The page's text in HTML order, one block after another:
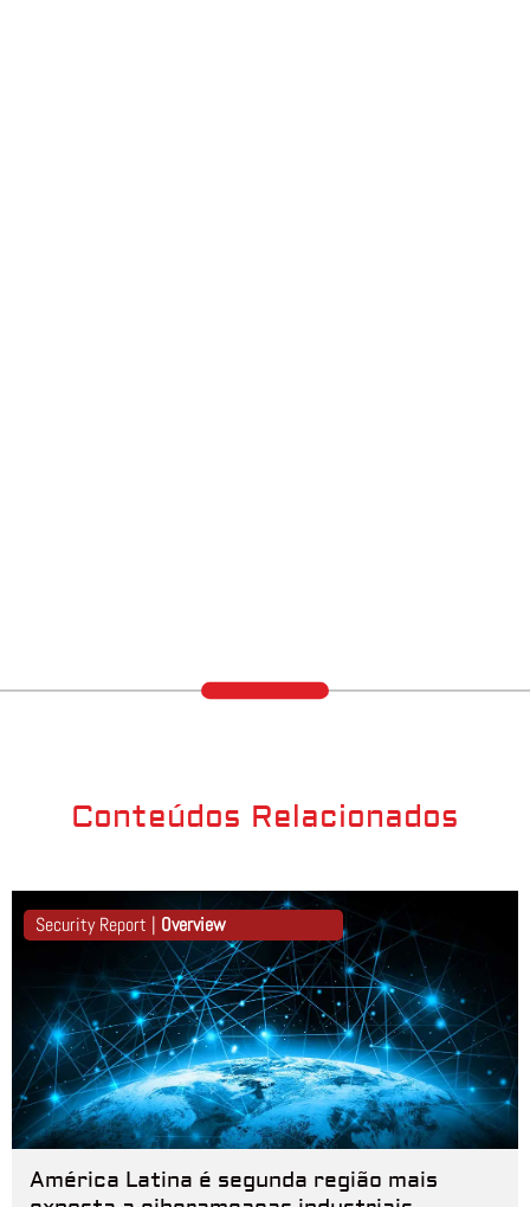
Conteúdos Relacionados
Security Report | Overview
América Latina é segunda região mais